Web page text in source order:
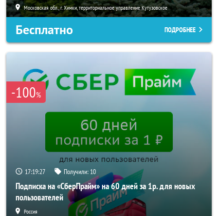
Московская обл., г. Химки, территориальное управление Кутузовское
Бесплатно ПОДРОБНЕЕ
-100%
17:19:25 Получили: 10
Подписка на «СберПрайм» на 60 дней за 1р. для новых
пользователей
Россия